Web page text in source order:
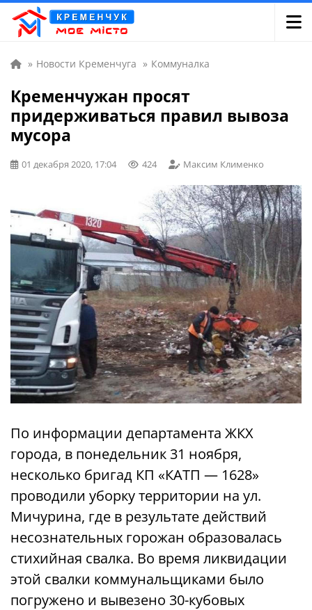
» Новости Кременчуга » Коммуналка
Кременчужан просят
придерживаться правил вывоза
мусора
01 декабря 2020, 17:04 424 Максим Клименко
По информации департамента ЖКХ
города, в понедельник 31 ноября,
несколько бригад КП «КАТП — 1628»
проводили уборку территории на ул.
Мичурина, где в результате действий
несознательных горожан образовалась
стихийная свалка. Во время ликвидации
этой свалки коммунальщиками было
погружено и вывезено 30-кубовых